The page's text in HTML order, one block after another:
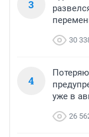
3
30
4
уже в
26